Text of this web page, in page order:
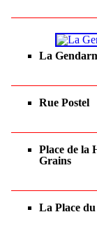
La
Rue Postel
Place de la
Grains
La Place